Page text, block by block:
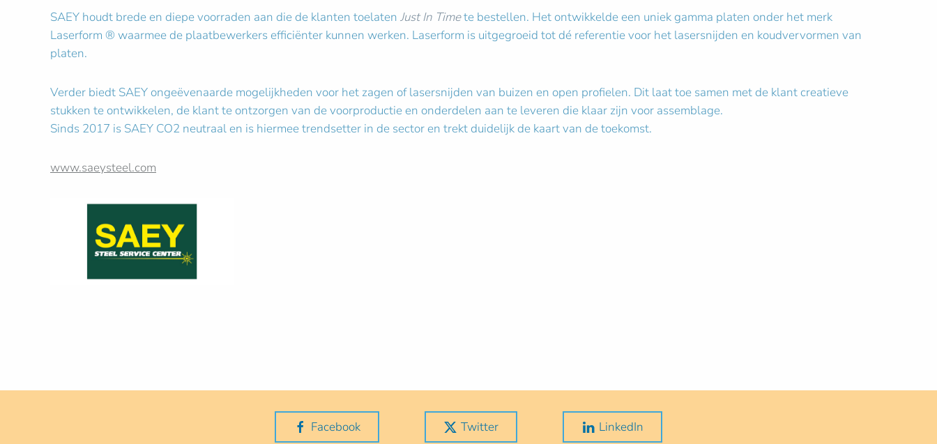
SAEY houdt brede en diepe voorraden aan die de klanten toelaten Just In Timete bestellen. Het ontwikkelde een uniek gamma platen onder het merk
Laserform ® waarmee de plaatbewerkers efficiënter kunnen werken. Laserform is uitgegroeid tot dé referentie voor het lasersnijden en koudvervormen van
platen.
Verder biedt SAEY ongeëvenaarde mogelijkheden voor het zagen of lasersnijden van buizen en open profielen. Dit laat toe samen met de klant creatieve
stukken te ontwikkelen, de klant te ontzorgen van de voorproductie en onderdelen aan te leveren die klaar zijn voor assemblage.
Sinds 2017 is SAEY CO2 neutraal en is hiermee trendsetter in de sector en trekt duidelijk de kaart van de toekomst.
www.saeysteel.com
Facebook Twitter LinkedIn